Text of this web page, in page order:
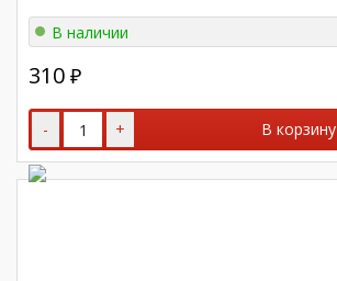
В наличии
310 ₽
- + В корзину